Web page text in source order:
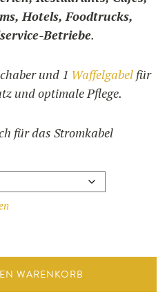
Hotels, Foodtrucks,
Betriebe.
und 1 Waffelgabel für
und optimale Pflege.
für das Stromkabel
WARENKORB